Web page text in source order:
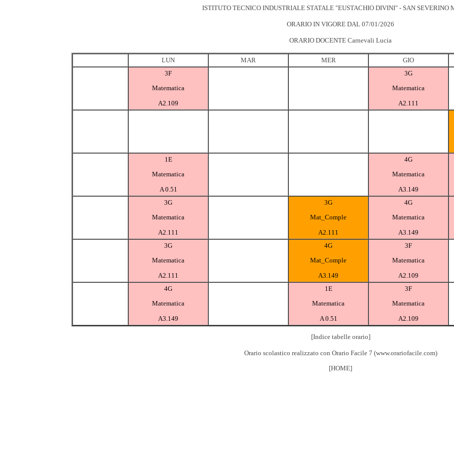
ISTITUTO TECNICO INDUSTRIALE STATALE "EUSTACHIO DIVINI" - SAN SEVERINO
ORARIO IN VIGORE DAL 07/01/2026
ORARIO DOCENTE Carnevali Lucia
LUN MAR MER GIO
3F
Matematica
A2.109
3G
Matematica
A2.111
1E
Matematica
A 0.51
4G
Matematica
A3.149
3G
Matematica
A2.111
3G
Mat_Comple
A2.111
4G
Matematica
A3.149
3G
Matematica
A2.111
4G
Mat_Comple
A3.149
3F
Matematica
A2.109
4G
Matematica
A3.149
1E
Matematica
A 0.51
3F
Matematica
A2.109
[Indice tabelle orario]
Orario scolastico realizzato con Orario Facile 7 (www.orariofacile.com)
[HOME]